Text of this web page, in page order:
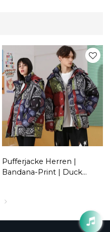
Pufferjacke Herren |
Bandana-Print | Duck
Warm | Streetwear